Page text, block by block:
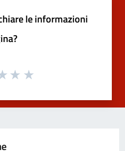
le informazioni